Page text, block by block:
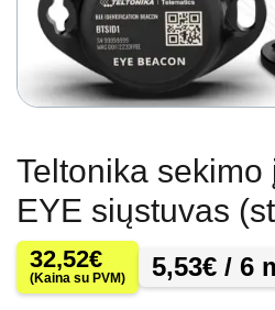
Teltonika sekimo
EYE siųstuvas
32,52€
(Kaina su PVM) 5,53€ / 6